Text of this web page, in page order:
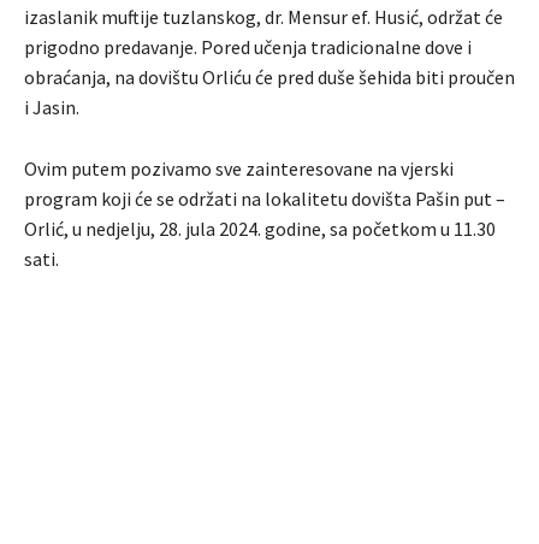
izaslanik muftije tuzlanskog, dr. Mensur ef. Husić, održat će
prigodno predavanje. Pored učenja tradicionalne dove i
obraćanja, na dovištu Orliću će pred duše šehida biti proučen
i Jasin.
Ovim putem pozivamo sve zainteresovane na vjerski
program koji će se održati na lokalitetu dovišta Pašin put –
Orlić, u nedjelju, 28. jula 2024. godine, sa početkom u 11.30
sati.